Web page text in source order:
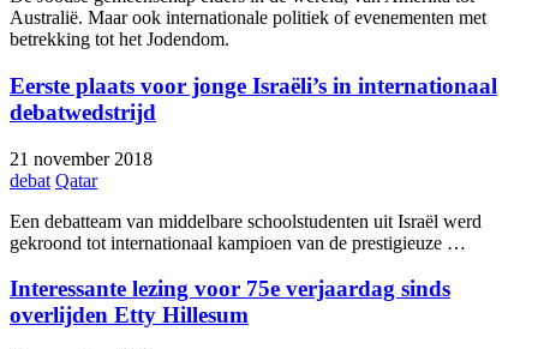
Australië. Maar ook internationale politiek of evenementen met
betrekking tot het Jodendom.
Eerste plaats voor jonge Israëli’s in internationaal
debatwedstrijd
21 november 2018
debat Qatar
Een debatteam van middelbare schoolstudenten uit Israël werd
gekroond tot internationaal kampioen van de prestigieuze …
Interessante lezing voor 75e verjaardag sinds
overlijden Etty Hillesum